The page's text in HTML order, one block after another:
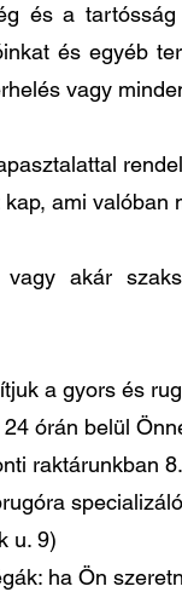
és a
és egyéb
vagy
ami
vagy akár
a gyors és
órán belül
raktárunkban
u. 9)
ha Ön